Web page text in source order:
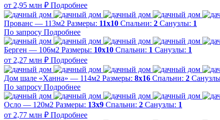
от 2,95 млн ₽ Подробнее
Прованс — 113м2 Размеры: 11х10 Спальни: 2 Санузлы: 1
По запросу Подробнее
Берген — 106м2 Размеры: 10х10 Спальни: 1 Санузлы: 1
от 2,27 млн ₽ Подробнее
Дом шале «Ханна» — 114м2 Размеры: 8х16 Спальни: 2
По запросу Подробнее
Осло — 120м2 Размеры: 13х9 Спальни: 2 Санузлы: 1
от 2,77 млн ₽ Подробнее